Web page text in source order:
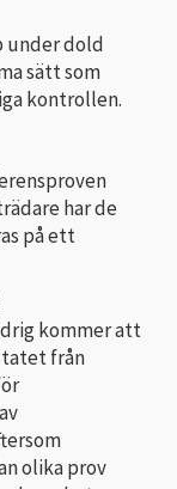
under dold
sätt som
kontrollen.
har de
på ett
kommer att
från
olika prov